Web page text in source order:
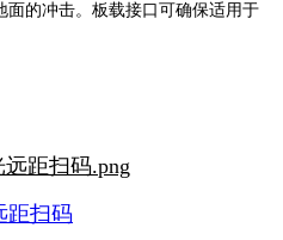
的冲击。板载接口可确保适用于
距扫码